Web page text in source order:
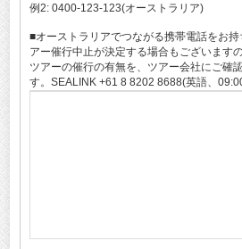
例2: 0400-123-123(オーストラリア)
■オーストラリアでつながる携帯電話をお
アー催行中止が決定する場合もございます
ツアーの催行の有無を、ツアー会社にご確
す。SEALINK +61 8 8202 8688(英語、